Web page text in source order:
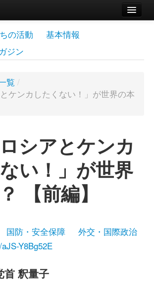
ジ
の活動
基本情報
ジン
覧 /
とケンカしたくない！」が世界の本
ロシアとケンカ
い！」が世界
【前編】
国防・安全保障
外交・国際政治
Y8Bg52E
首 釈量子